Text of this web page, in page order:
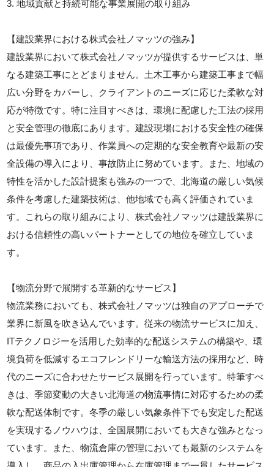
3. 地域貢献と持続可能な事業展開の取り組み
【建設業界における株式会社ノマッツの強み】
建設業界において株式会社ノマッツが提供するサービスは、単
なる建築工事にとどまりません。土木工事から建築工事まで幅
広い分野をカバーし、クライアントのニーズに応じた柔軟な対
応が特徴です。特に注目すべきは、環境に配慮した工法の採用
と安全管理の徹底にあります。建設現場における安全性の確保
は最優先事項であり、作業員への定期的な安全教育や最新の安
全設備の導入により、事故防止に努めています。また、地域の
特性を活かした設計提案も強みの一つで、北海道の厳しい気候
条件を考慮した建築技術は、他地域でも高く評価されていま
す。これらの取り組みにより、株式会社ノマッツは建設業界に
おける信頼性の高いパートナーとしての地位を確立していま
す。
【物流分野で展開する革新的なサービス】
物流業務においても、株式会社ノマッツは独自のアプローチで
業界に新風を吹き込んでいます。従来の物流サービスに加え、
ITテクノロジーを活用した効率的な配送システムの構築や、環
境負荷を低減するエコフレンドリーな輸送方法の採用など、時
代のニーズに合わせたサービス展開を行っています。特筆すべ
きは、季節変動の大きい北海道の物流事情に対応するための柔
軟な配送体制です。冬季の厳しい気象条件下でも安定した配送
を実現するノウハウは、全国展開においても大きな強みとなっ
ています。また、物流倉庫の管理においても最新のシステムを